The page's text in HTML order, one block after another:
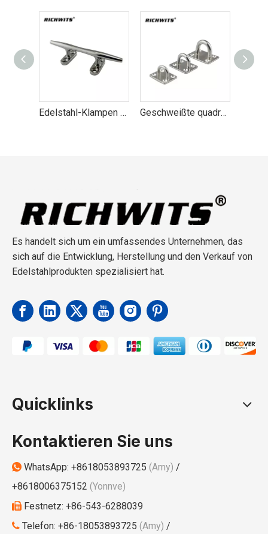
Edelstahl-Klampen mit hohlem Boden, Marine-Hardware Geschweißte quadratische Augenplatte aus Edelstahl 304/316, 4–8 mm
Es handelt sich um ein umfassendes Unternehmen, das
sich auf die Entwicklung, Herstellung und den Verkauf von
Edelstahlprodukten spezialisiert hat.
Quicklinks
Kontaktieren Sie uns
 WhatsApp: +8618053893725 (Amy) /
+8618006375152 (Yonnve)
 Festnetz: +86-543-6288039
 Telefon: +86-18053893725 (Amy) /